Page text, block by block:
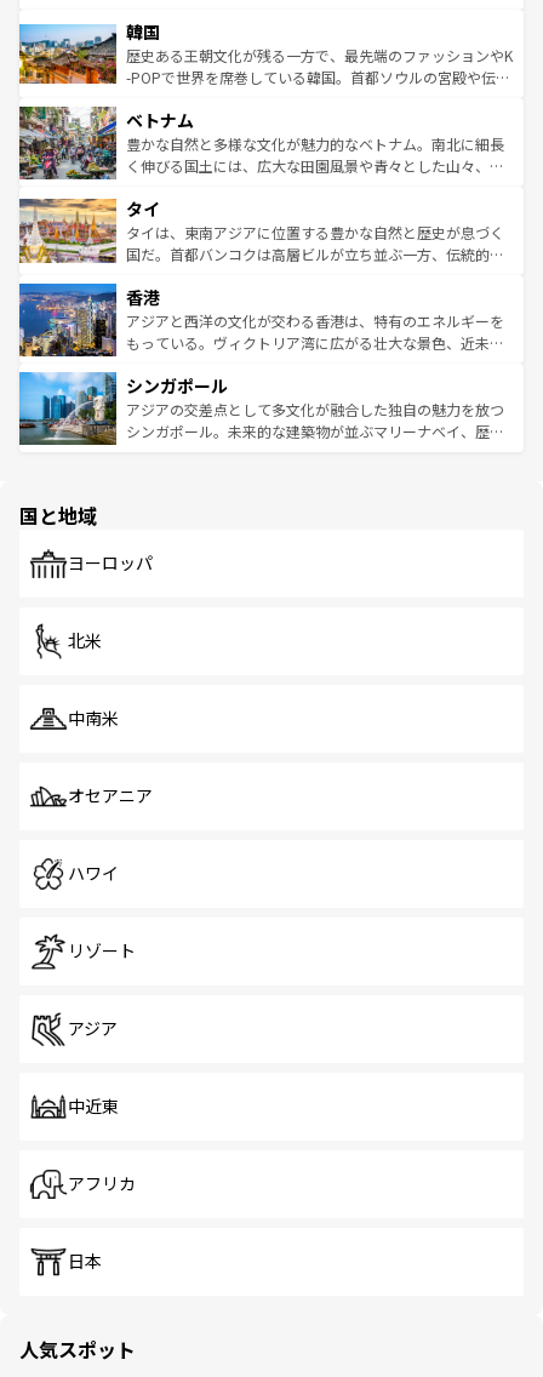
はコンテンツ一覧
いる。アクティビティも充実しており、サーフィンやダイ
ビング、ハイキングなど、アウトドア好きにはたまらな
い。オーストラリアの多彩な魅力を存分に味わいつくそ
参照してほしい。
ン）、静ひつな山岳地帯である台湾東部など、都市の喧騒
と山間の静けさが共存しており、訪れる人に新しい発見と
驚きをもたらしてくれる。また、奥深い台湾の食文化も魅
容にもいいと評判のスイーツなど、バラエティ豊かな料理
が味わえる。 なお、新着の台湾情報は コンテンツ一覧を参
照してほしい。
韓国
歴史ある王朝文化が残る一方で、最先端のファッションやK
-POPで世界を席巻している韓国。首都ソウルの宮殿や伝統
き、地方に足を延ばせば四季折々の自然美を楽しむことが
できる。そして、キムチや焼肉、絶品のストリートフード
まで、さまざまな韓国料理が待っている。夜には、韓国な
リティに包まれながら、韓国の多彩な魅力を心ゆくまで味
わってみてほしい。 なお、新着の韓国情報はコンテンツ一
覧を参照してほしい。
ベトナム
豊かな自然と多様な文化が魅力的なベトナム。南北に細長
く伸びる国土には、広大な田園風景や青々とした山々、世
急速な発展と共に伝統が息づく。ハノイの古い町並みやホ
ーチミン市のフランス統治時代の建物も、独特の雰囲気を
醸し出している。また、バラエティの豊かさとおいしさで
とつ。フォーやバインミー、ベトナムコーヒーなどは、ぜ
ひ現地で味わいたい。どの地域を訪れてもあたたかい人々
が旅行者を迎えてくれるので、きっと忘れられない旅にな
参照してほしい。
タイ
タイは、東南アジアに位置する豊かな自然と歴史が息づく
国だ。首都バンコクは高層ビルが立ち並ぶ一方、伝統的な
の活気が交差している。北部ではチェンマイなどの山岳地
帯で自然と触れ合い、南部ではプーケットやクラビの美し
いビーチでリゾート気分を楽しむことができる。タイ料理
激する。気候は一年中温暖で、どの季節にも異なる楽しみ
が待っている。親しみやすいタイの人々、仏教を中心とし
た文化、そして多様な観光資源が、訪れる旅人を魅了し続
香港
アジアと西洋の文化が交わる香港は、特有のエネルギーを
もっている。ヴィクトリア湾に広がる壮大な景色、近未来
み、どこを訪れても感動するはず。観光スポットが密集し
ており、効率よく見どころを回れるのも魅力。息をのむよ
うな絶景から文化的な体験まで、香港を存分に楽しみ尽く
シンガポール
アジアの交差点として多文化が融合した独自の魅力を放つ
シンガポール。未来的な建築物が並ぶマリーナベイ、歴史
で、ホーカーズは地元の風情を楽しめる外せないスポット
国と地域
ヨーロッパ
北米
中南米
オセアニア
ハワイ
リゾート
アジア
中近東
アフリカ
日本
人気スポット